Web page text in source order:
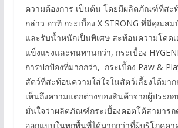
ความต้องการ เป็นต้น โดยมีผลิตภัณฑ์ที่สะ
กล่าว อาทิ กระเบื้อง X STRONG ที่มีคุณส
และรับน้ำหนักเป็นพิเศษ สะท้อนความโดด
แข็งแรงและทนทานกว่า, กระเบื้อง
การปกป้องที่มากกว่า, กระเบื้อง Paw &
สัตว์ที่สะท้อนความใส่ใจในสัตว์เลี้ยงได้มาก
เห็นถึงความแตกต่างของสินค้าจากผู้ประก
มั่นใจว่าผลิตภัณฑ์กระเบื้องคอตโต้สามารถ
ออกแบบในทุกพื้นที่ได้มากกว่าที่ผู้บริโภคคา